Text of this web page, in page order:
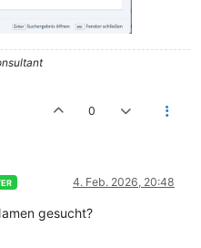
0
4. Feb. 2026, 20:48
gesucht?